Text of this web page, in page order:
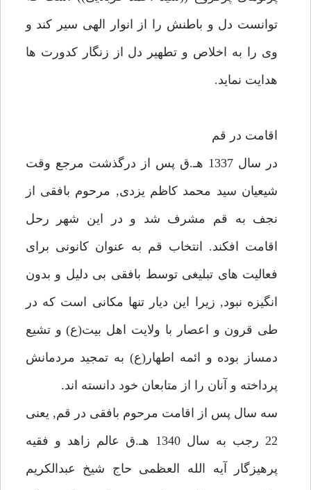
توانست دل و باطنش را از انوار الهى سير كند و
وى را به اخلاص و تطهير دل از زنگار كدورت ها
هدايت نمايد.
اقامت در قم
در سال 1337 هـ.ق پس از درگذشت مرجع وقت
شيعيان سيد محمد كاظم يزدى, مرحوم بافقى از
نجف به قم مشرف شد و در اين شهر رحل
اقامت افكند. انتخاب قم به عنوان كانونى براى
فعاليت هاى تبليغى توسط بافقى بى دليل و بدون
انگيزه نبود, زيرا اين ديار تنها مكانى است كه در
طى قرون و اعصار با ولايت اهل بيت(ع) و تشيع
دمساز بوده و ائمه اطهار(ع) به تمجيد مردمانش
پرداخته و آنان را از متابعان خود دانسته اند.
سه سال پس از اقامت مرحوم بافقى در قم, يعنى
22 رجب به سال 1340 هـ.ق عالم زاهد و فقيه
پرهيزگار آيه الله العظمى حاج شيخ عبدالكريم